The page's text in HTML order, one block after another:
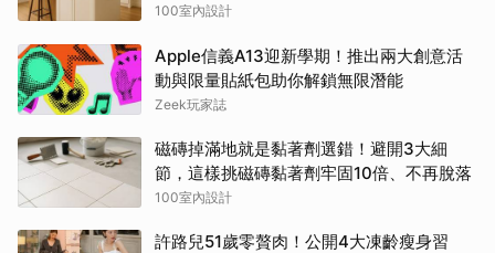
100室內設計
Apple信義A13迎新學期！推出兩大創意活
動與限量貼紙包助你解鎖無限潛能
Zeek玩家誌
磁磚掉滿地就是黏著劑選錯！避開3大細
節，這樣挑磁磚黏著劑牢固10倍、不再脫落
100室內設計
許路兒51歲零贅肉！公開4大凍齡瘦身習